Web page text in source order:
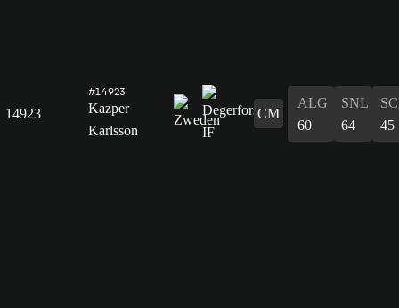
14923
#14923
Kazper
Karlsson
CM
ALG
60
SNL
64
45